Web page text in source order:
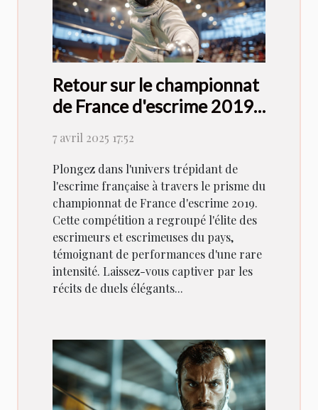
Retour sur le championnat
de France d'escrime 2019 :
compétition et
performances marquantes
7 avril 2025 17:52
Plongez dans l'univers trépidant de
l'escrime française à travers le prisme du
championnat de France d'escrime 2019.
Cette compétition a regroupé l'élite des
escrimeurs et escrimeuses du pays,
témoignant de performances d'une rare
intensité. Laissez-vous captiver par les
récits de duels élégants...